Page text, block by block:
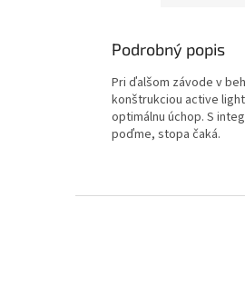
Podrobný popis
Pri ďalšom závode v
konštrukciou active
optimálnu úchop. S
poďme, stopa čaká.